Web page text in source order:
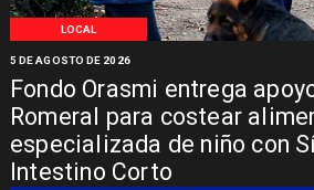
LOCAL
Fondo Orasmi entrega
Romeral para costear
especializada de niño con
Intestino Corto
5 DE AGOSTO DE 2026